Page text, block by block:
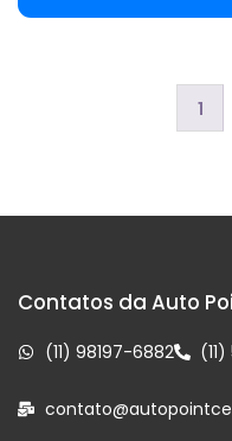
1
Contatos da Auto
(11) 98197-6882 (11)